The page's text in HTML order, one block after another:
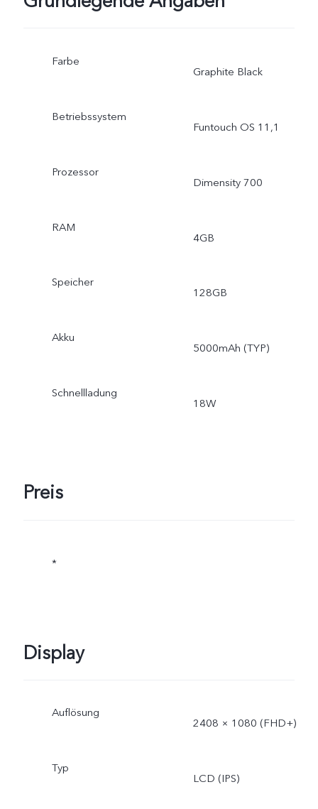
Farbe
Graphite Black
Betriebssystem
Funtouch OS 11,1
Prozessor
Dimensity 700
RAM
4GB
Speicher
128GB
Akku
5000mAh (TYP)
Schnellladung
18W
Preis
*
Display
Auflösung
2408 × 1080 (FHD+)
Typ
LCD (IPS)